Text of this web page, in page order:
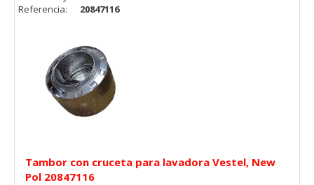
Tambor con cruceta para lavadora Vestel, New
Pol 20847116
Referencia:
20847116